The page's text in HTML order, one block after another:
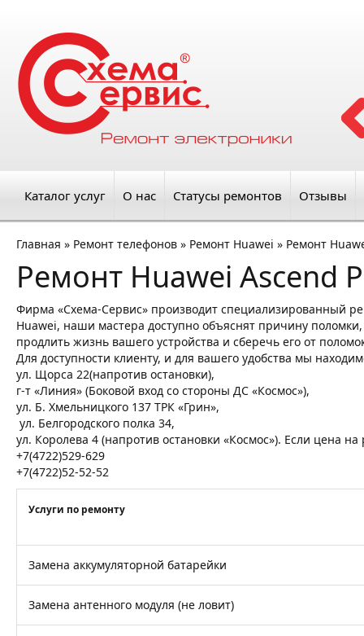
Каталог услуг О нас Статусы ремонтов Отзывы
Главная » Ремонт телефонов » Ремонт Huawei » Ремонт
Ремонт Huawei Ascend
Фирма «Схема-Сервис» производит специализированный
Huawei, наши мастера доступно объяснят причину
продлить жизнь вашего устройства и сберечь его от
Для доступности клиенту, и для вашего удобства мы
ул. Щорса 22(напротив остановки),
г-т «Линия» (Боковой вход со стороны ДС «Космос»),
ул. Б. Хмельницкого 137 ТРК «Грин»,
ул. Белгородского полка 34,
ул. Королева 4 (напротив остановки «Космос»). Если цена
+7(4722)529-629
+7(4722)52-52-52
Услуги по ремонту
Замена аккумуляторной батарейки
Замена антенного модуля (не ловит)